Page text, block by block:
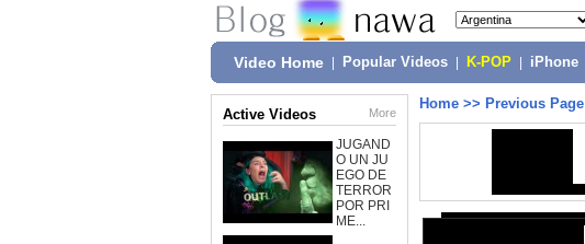
Video Home Popular Videos K-POP iPhone
Active Videos More
JUGAND
O UN JU
EGO DE
TERROR
POR PRI
ME...
Home >> Previous Page